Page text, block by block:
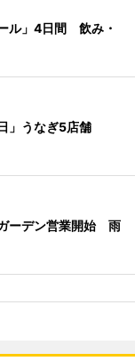
ル」4日間 飲み・
」うなぎ5店舗
ーデン営業開始 雨